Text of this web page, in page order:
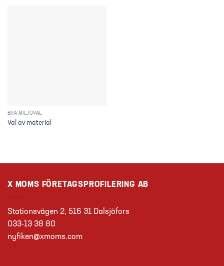
BRA MILJÖVAL
Val av material
X MOMS FÖRETAGSPROFILERING AB
Stationsvägen 2, 516 31 Dalsjöfors
033-13 38 80
nyfiken@xmoms.com